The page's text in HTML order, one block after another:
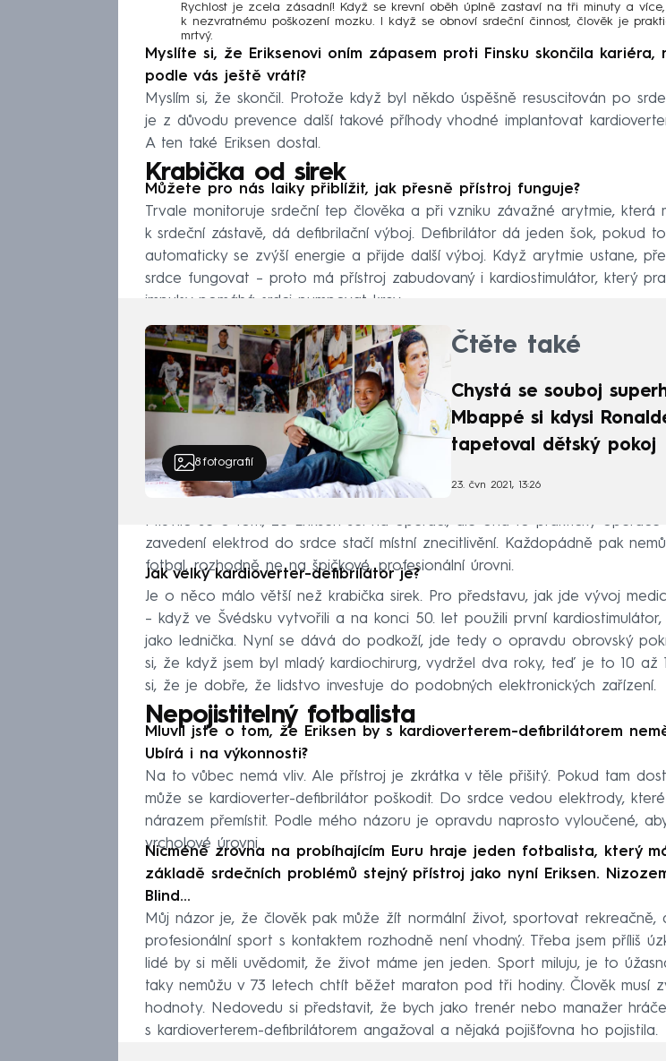
Rychlost je zcela zásadní! Když se krevní oběh úplně zastaví na tři minuty a
k nezvratnému poškození mozku. I když se obnoví srdeční činnost, člověk je
mrtvý.
Myslíte si, že Eriksenovi oním zápasem proti Finsku skončila kariéra,
podle vás ještě vrátí?
Myslím si, že skončil. Protože když byl někdo úspěšně resuscitován po
je z důvodu prevence další takové příhody vhodné implantovat
A ten také Eriksen dostal.
Krabička od sirek
Můžete pro nás laiky přiblížit, jak přesně přístroj funguje?
Trvale monitoruje srdeční tep člověka a při vzniku závažné arytmie, která
k srdeční zástavě, dá defibrilační výboj. Defibrilátor dá jeden šok, pokud
automaticky se zvýší energie a přijde další výboj. Když arytmie ustane,
srdce fungovat – proto má přístroj zabudovaný i kardiostimulátor, který
impulsy pomáhá srdci pumpovat krev.
8fotografií
Čtěte také
Chystá se souboj
Mbappé si kdysi
tapetoval dětský pokoj
23. čvn 2021, 13:26
Mluvilo se o tom, že Eriksen šel na operaci, ale ona to prakticky operace
zavedení elektrod do srdce stačí místní znecitlivění. Každopádně pak
fotbal, rozhodně ne na špičkové, profesionální úrovni.
Jak velký kardioverter-defibrilátor je?
Je o něco málo větší než krabička sirek. Pro představu, jak jde vývoj
– když ve Švédsku vytvořili a na konci 50. let použili první kardiostimulátor,
jako lednička. Nyní se dává do podkoží, jde tedy o opravdu obrovský
si, že když jsem byl mladý kardiochirurg, vydržel dva roky, teď je to 10 až
si, že je dobře, že lidstvo investuje do podobných elektronických zařízení.
Nepojistitelný fotbalista
Mluvil jste o tom, že Eriksen by s kardioverterem-defibrilátorem
Ubírá i na výkonnosti?
Na to vůbec nemá vliv. Ale přístroj je zkrátka v těle přišitý. Pokud tam
může se kardioverter-defibrilátor poškodit. Do srdce vedou elektrody,
nárazem přemístit. Podle mého názoru je opravdu naprosto vyloučené,
vrcholové úrovni.
Nicméně zrovna na probíhajícím Euru hraje jeden fotbalista, který
základě srdečních problémů stejný přístroj jako nyní Eriksen.
Blind…
Můj názor je, že člověk pak může žít normální život, sportovat rekreačně,
profesionální sport s kontaktem rozhodně není vhodný. Třeba jsem příliš
lidé by si měli uvědomit, že život máme jen jeden. Sport miluju, je to
taky nemůžu v 73 letech chtít běžet maraton pod tři hodiny. Člověk musí
hodnoty. Nedovedu si představit, že bych jako trenér nebo manažer hráče
s kardioverterem-defibrilátorem angažoval a nějaká pojišťovna ho pojistila.